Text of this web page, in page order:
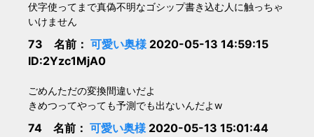
伏字使ってまで真偽不明なゴシップ書き込む人に触っちゃ
いけません
73 名前： 可愛い奥様2020-05-13 14:59:15
ID:2Yzc1MjA0
ごめんただの変換間違いだよ
きめつってやっても予測でも出ないんだよw
74 名前： 可愛い奥様2020-05-13 15:01:44